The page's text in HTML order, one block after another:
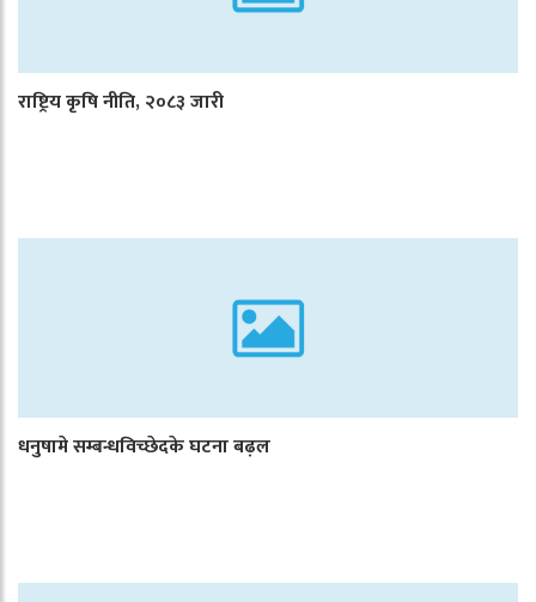
राष्ट्रिय कृषि नीति, २०८३ जारी
धनुषामे सम्बन्धविच्छेदके घटना बढ़ल